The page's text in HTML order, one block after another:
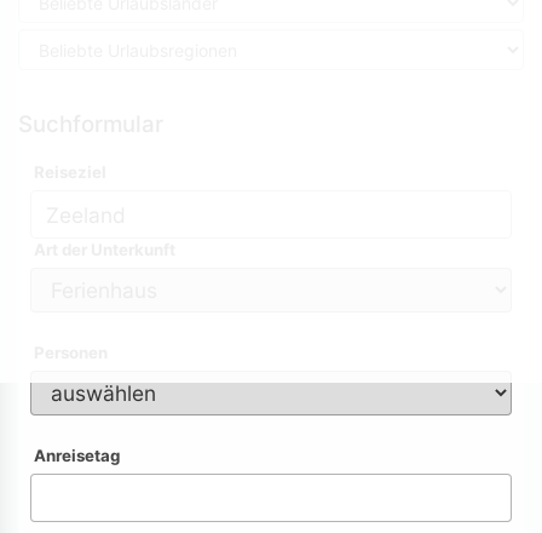
Anreisetag